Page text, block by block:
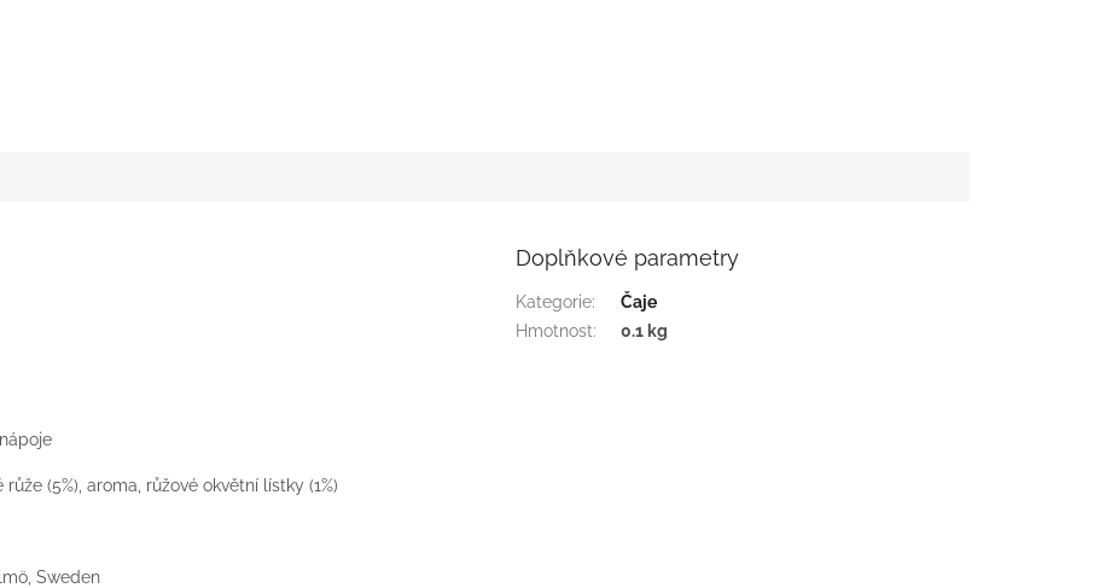
(5%), aroma, růžové okvětní lístky (1%)
Sweden
Doplňkové parametry
Kategorie:
Čaje
Hmotnost: 0.1 kg